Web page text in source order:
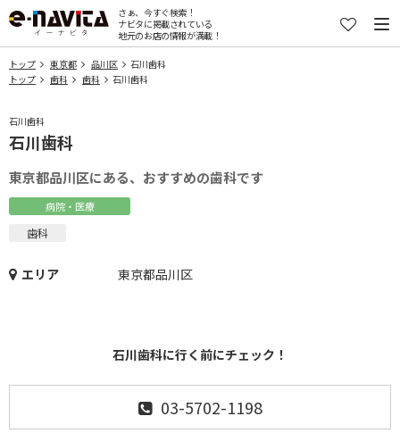
さぁ、今すぐ検索！
ナビタに掲載されている
地元のお店の情報が満載！
トップ 東京都 品川区
石川歯科
トップ
歯科 歯科 石川歯科
石川歯科
石川歯科
東京都品川区にある、おすすめの歯科です
病院・医療
歯科
エリア 東京都品川区
石川歯科に行く前にチェック！
03-5702-1198